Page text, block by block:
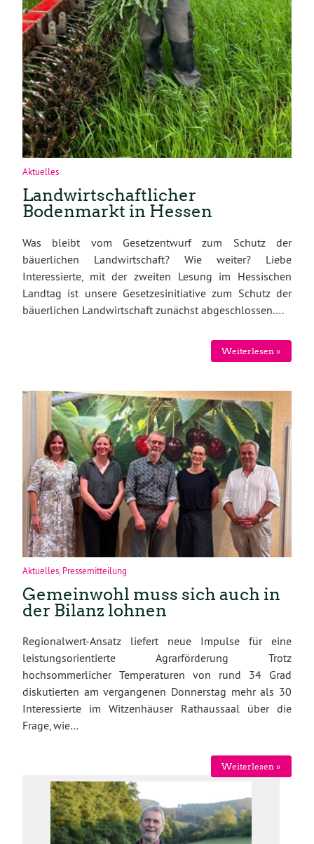
Aktuelles
Landwirtschaftlicher
Bodenmarkt in Hessen
Was bleibt vom Gesetzentwurf zum Schutz der
bäuerlichen Landwirtschaft? Wie weiter? Liebe
Interessierte, mit der zweiten Lesung im Hessischen
Landtag ist unsere Gesetzesinitiative zum Schutz der
bäuerlichen Landwirtschaft zunächst abgeschlossen….
Weiterlesen »
Aktuelles Pressemitteilung
Gemeinwohl muss sich auch in
der Bilanz lohnen
Regionalwert-Ansatz liefert neue Impulse für eine
leistungsorientierte Agrarförderung Trotz
hochsommerlicher Temperaturen von rund 34 Grad
diskutierten am vergangenen Donnerstag mehr als 30
Interessierte im Witzenhäuser Rathaussaal über die
Frage, wie…
Weiterlesen »